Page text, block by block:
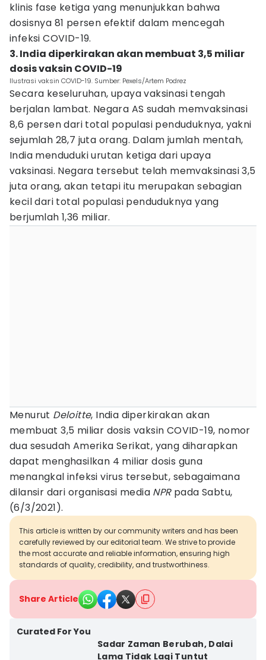
klinis fase ketiga yang menunjukkan bahwa
dosisnya 81 persen efektif dalam mencegah
infeksi COVID-19.
3. India diperkirakan akan membuat 3,5 miliar
dosis vaksin COVID-19
Ilustrasi vaksin COVID-19. Sumber: Pexels/Artem Podrez
Secara keseluruhan, upaya vaksinasi tengah
berjalan lambat. Negara AS sudah memvaksinasi
8,6 persen dari total populasi penduduknya, yakni
sejumlah 28,7 juta orang. Dalam jumlah mentah,
India menduduki urutan ketiga dari upaya
vaksinasi. Negara tersebut telah memvaksinasi 3,5
juta orang, akan tetapi itu merupakan sebagian
kecil dari total populasi penduduknya yang
berjumlah 1,36 miliar.
Menurut Deloitte, India diperkirakan akan
membuat 3,5 miliar dosis vaksin COVID-19, nomor
dua sesudah Amerika Serikat, yang diharapkan
dapat menghasilkan 4 miliar dosis guna
menangkal infeksi virus tersebut, sebagaimana
dilansir dari organisasi media NPR pada Sabtu,
(6/3/2021).
This article is written by our community writers and has been
carefully reviewed by our editorial team. We strive to provide
the most accurate and reliable information, ensuring high
standards of quality, credibility, and trustworthiness.
Share Article
Curated For You
Sadar Zaman Berubah, Dalai
Lama Tidak Lagi Tuntut